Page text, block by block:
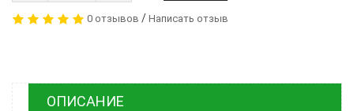
0 отзывов / Написать отзыв
ОПИСАНИЕ